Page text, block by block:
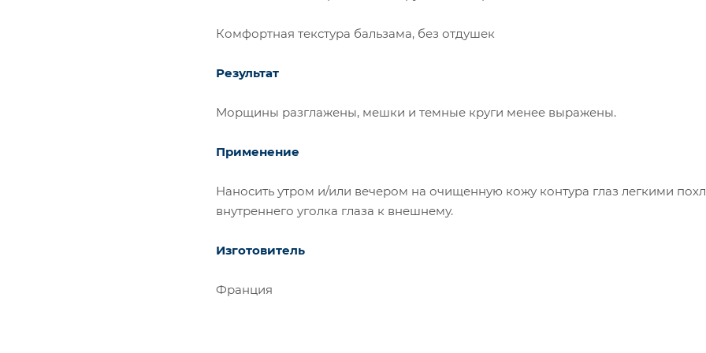
Комфортная текстура бальзама, без отдушек
Результат
Морщины разглажены, мешки и темные круги менее выражены.
Применение
Наносить утром и/или вечером на очищенную кожу контура глаз легкими
внутреннего уголка глаза к внешнему.
Изготовитель
Франция